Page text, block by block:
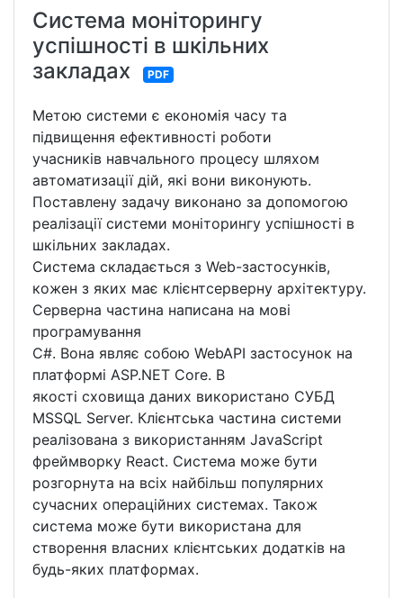
Система моніторингу
успішності в шкільних
закладах
PDF
Метою системи є економія часу та
підвищення ефективності роботи
учасників навчального процесу шляхом
автоматизації дій, які вони виконують.
Поставлену задачу виконано за допомогою
реалізації системи моніторингу успішності в
шкільних закладах.
Система складається з Web-застосунків,
кожен з яких має клієнтсерверну архітектуру.
Серверна частина написана на мові
програмування
C#. Вона являє собою WebAPI застосунок на
платформі ASP.NET Core. В
якості сховища даних використано СУБД
MSSQL Server. Клієнтська частина системи
реалізована з використанням JavaScript
фреймворку React. Система може бути
розгорнута на всіх найбільш популярних
сучасних операційних системах. Також
система може бути використана для
створення власних клієнтських додатків на
будь-яких платформах.